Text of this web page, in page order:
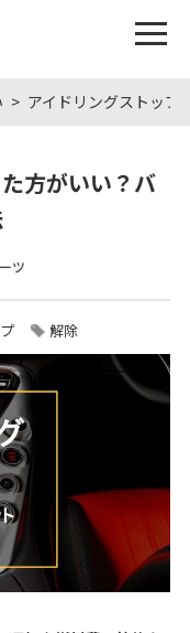
アイドリングストップ
方がいい？バ
ツ
解除